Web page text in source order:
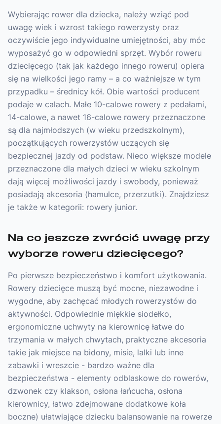
Wybierając rower dla dziecka, należy wziąć pod
uwagę wiek i wzrost takiego rowerzysty oraz
oczywiście jego indywidualne umiejętności, aby móc
wyposażyć go w odpowiedni sprzęt. Wybór roweru
dziecięcego (tak jak każdego innego roweru) opiera
się na wielkości jego ramy – a co ważniejsze w tym
przypadku – średnicy kół. Obie wartości producent
podaje w calach. Małe 10-calowe rowery z pedałami,
14-calowe, a nawet 16-calowe rowery przeznaczone
są dla najmłodszych (w wieku przedszkolnym),
początkujących rowerzystów uczących się
bezpiecznej jazdy od podstaw. Nieco większe modele
przeznaczone dla małych dzieci w wieku szkolnym
dają więcej możliwości jazdy i swobody, ponieważ
posiadają akcesoria (hamulce, przerzutki). Znajdziesz
je także w kategorii: rowery junior.
Na co jeszcze zwrócić uwagę przy
wyborze roweru dziecięcego?
Po pierwsze bezpieczeństwo i komfort użytkowania.
Rowery dziecięce muszą być mocne, niezawodne i
wygodne, aby zachęcać młodych rowerzystów do
aktywności. Odpowiednie miękkie siodełko,
ergonomiczne uchwyty na kierownicę łatwe do
trzymania w małych chwytach, praktyczne akcesoria
takie jak miejsce na bidony, misie, lalki lub inne
zabawki i wreszcie - bardzo ważne dla
bezpieczeństwa - elementy odblaskowe do rowerów,
dzwonek czy klakson, osłona łańcucha, osłona
kierownicy, łatwo zdejmowane dodatkowe koła
boczne) ułatwiające dziecku balansowanie na rowerze